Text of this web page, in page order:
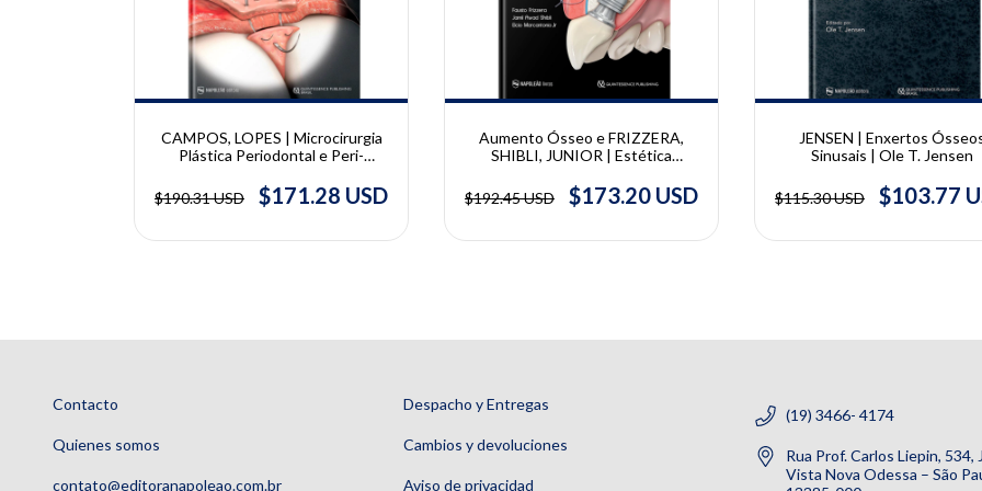
CAMPOS, LOPES | Microcirurgia
Plástica Periodontal e Peri-
Glécio Vaz de Campos
$190.31 USD $171.28 USD
Aumento Ósseo e FRIZZERA,
SHIBLI, JUNIOR | Estética
Implantodontia | Elcio
Marcantonio Jr, Fausto Frizzera,
$192.45 USD $173.20 USD
JENSEN | Enxertos
Sinusais | Ole T. Jensen
$115.30 USD $103.77
Contacto
Quienes somos
contato@editoranapoleao.com.br
Despacho y Entregas
Cambios y devoluciones
Aviso de privacidad
(19) 3466- 4174
Rua Prof. Carlos Liepin, 534,
Vista Nova Odessa – São